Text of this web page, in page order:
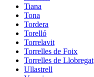
Tiana
Tona
Tordera
Torelló
Torrelavit
Torrelles de Foix
Torrelles de Llobregat
Ullastrell